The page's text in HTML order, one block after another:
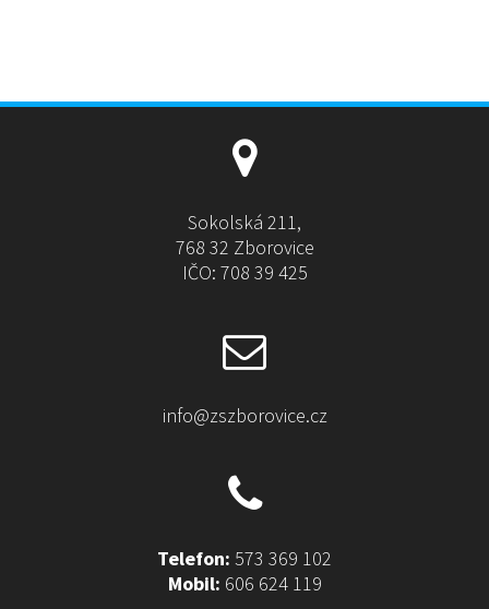
Sokolská 211,
768 32 Zborovice
IČO: 708 39 425
info@zszborovice.cz
Telefon: 573 369 102
Mobil: 606 624 119